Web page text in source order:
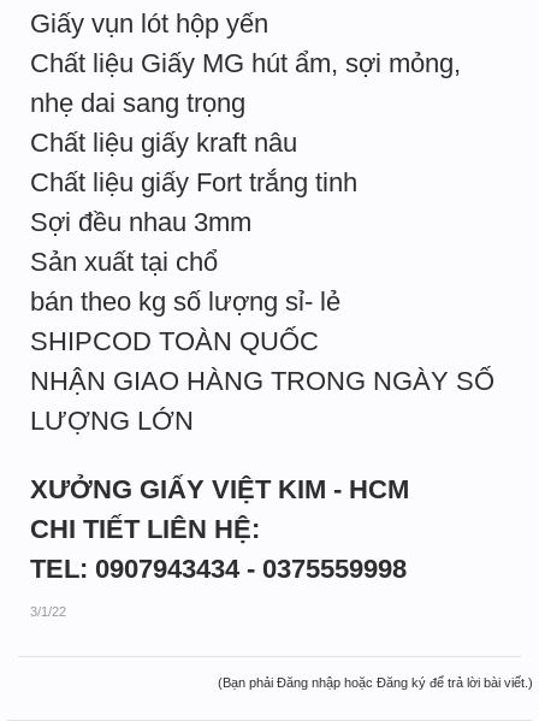
Giấy vụn lót hộp yến
Chất liệu Giấy MG hút ẩm, sợi mỏng,
nhẹ dai sang trọng
Chất liệu giấy kraft nâu
Chất liệu giấy Fort trắng tinh
Sợi đều nhau 3mm
Sản xuất tại chổ
bán theo kg số lượng sỉ- lẻ
SHIPCOD TOÀN QUỐC
NHẬN GIAO HÀNG TRONG NGÀY SỐ
LƯỢNG LỚN
XƯỞNG GIẤY VIỆT KIM - HCM
CHI TIẾT LIÊN HỆ:
TEL: 0907943434 - 0375559998
3/1/22
(Bạn phải Đăng nhập hoặc Đăng ký để trả lời bài viết.)